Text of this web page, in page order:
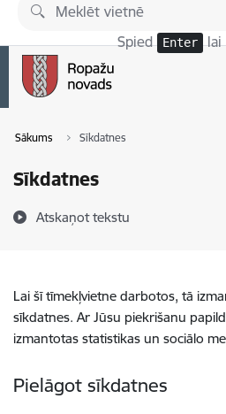
Pāriet uz lapas saturu
Spied Enter lai
Sākums Sīkdatnes
Sīkdatnes
Atskaņot tekstu
Lai šī tīmekļvietne darbotos, tā
sīkdatnes. Ar Jūsu piekrišanu
izmantotas statistikas un sociālo
Pielāgot sīkdatnes